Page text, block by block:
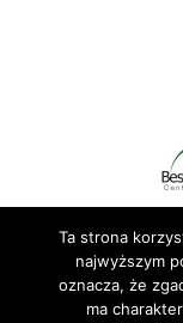
Ta strona
najwyższym
oznacza, że
ma